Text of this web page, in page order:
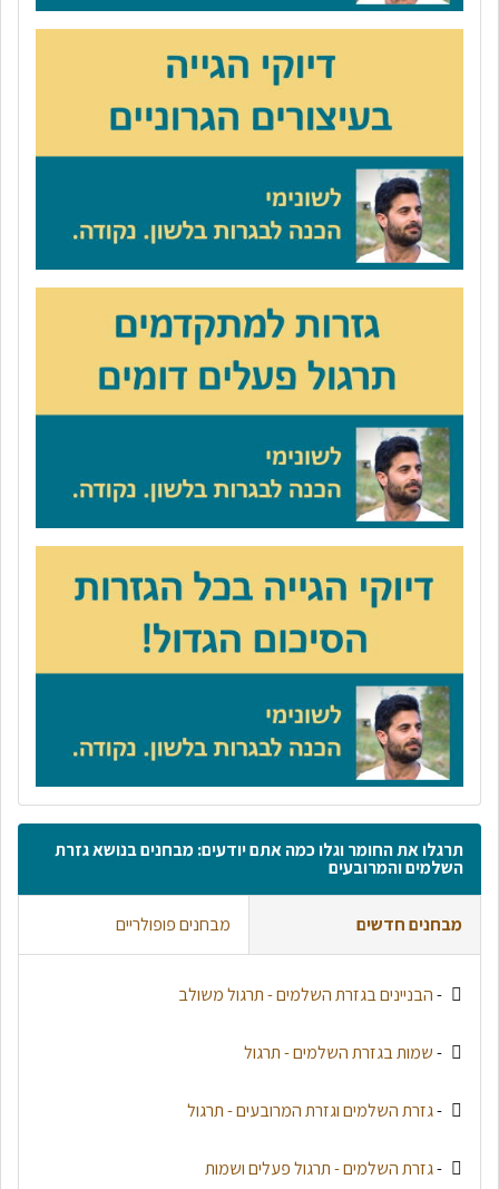
תרגלו את החומר וגלו כמה אתם יודעים: מבחנים בנושא גזרת
השלמים והמרובעים
מבחנים חדשים מבחנים פופולריים
-הבניינים בגזרת השלמים - תרגול משולב
-שמות בגזרת השלמים - תרגול
-גזרת השלמים וגזרת המרובעים - תרגול
-גזרת השלמים - תרגול פעלים ושמות